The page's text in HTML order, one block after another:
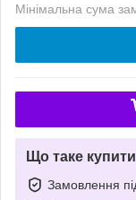
Мінімальна сума
Що таке
Замовлення